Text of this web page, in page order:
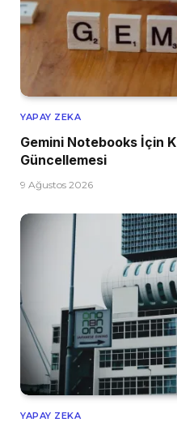
YAPAY ZEKA
Gemini Notebooks İçin
Güncellemesi
9 Ağustos 2026
YAPAY ZEKA